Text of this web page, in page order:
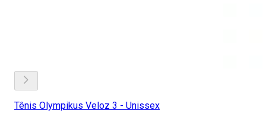
Tênis Olympikus Veloz 3 - Unissex